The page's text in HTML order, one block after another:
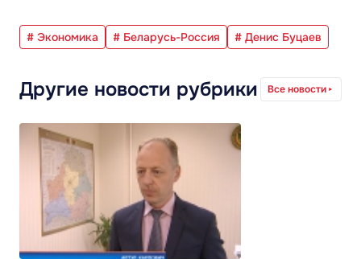
# Экономика # Беларусь-Россия # Денис Буцаев
Другие новости рубрики Все новости